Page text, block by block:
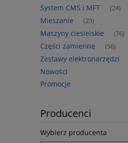
System CMS i MFT (24)
Mieszanie (23)
Maszyny ciesielskie (76)
Części zamienne (56)
Zestawy elektronarzędzi
Nowości
Promocje
Producenci
Wybierz producenta